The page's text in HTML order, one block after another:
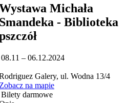
Michała
Smandeka - Biblioteka
08.11 – 06.12.2024
Galery, ul. Wodna 13/4
Zobacz na mapie
Bilety darmowe